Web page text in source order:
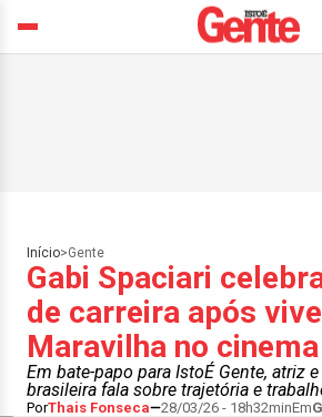
Início>Gente
Gabi Spaciari
de carreira após
Maravilha no cinema
Em bate-papo para IstoÉ Gente, atriz
brasileira fala sobre trajetória e
PorThais Fonseca 28/03/26 - 18h32minEm